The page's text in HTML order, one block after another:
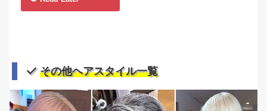
その他ヘアスタイル一覧